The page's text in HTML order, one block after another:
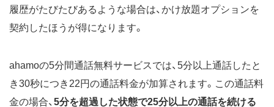
履歴がたびたびあるような場合は、かけ放題オプションを
契約したほうが得になります。
ahamoの5分間通話無料サービスでは、5分以上通話したと
き30秒につき22円の通話料金が加算されます。この通話料
金の場合、 5分を超過した状態で25分以上の通話を続ける